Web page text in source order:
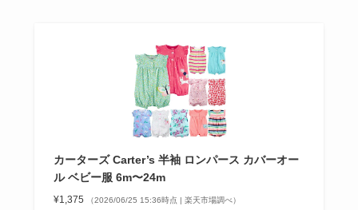
カーターズ Carter’s 半袖 ロンパース カバーオー
ル ベビー服 6m〜24m
¥1,375 （2026/06/25 15:36時点 | 楽天市場調べ）